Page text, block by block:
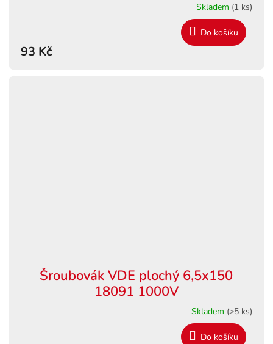
Skladem (1 ks)
93 Kč
Do košíku
Šroubovák VDE plochý 6,5x150
18091 1000V
Skladem (>5 ks)
Do košíku